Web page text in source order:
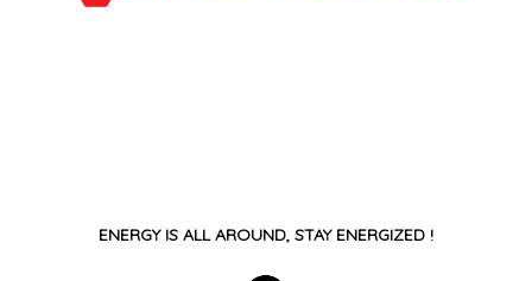
ENERGY IS ALL AROUND, STAY ENERGIZED !